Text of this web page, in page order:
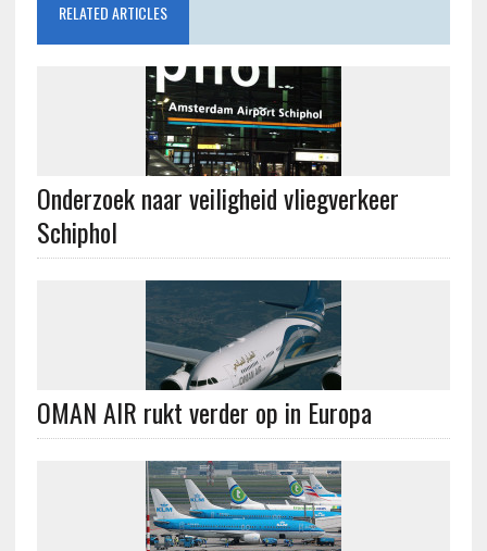
RELATED ARTICLES
Onderzoek naar veiligheid vliegverkeer
Schiphol
OMAN AIR rukt verder op in Europa